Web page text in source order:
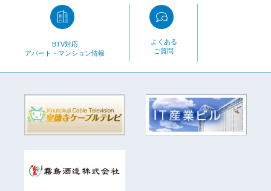
BTV対応
アパート・マンション情報
よくある
ご質問